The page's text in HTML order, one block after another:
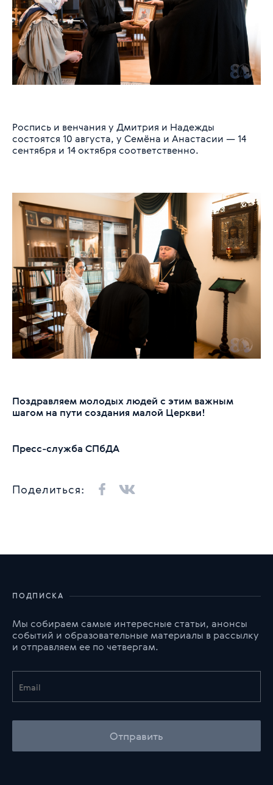
Роспись и венчания у Дмитрия и Надежды
состоятся 10 августа, у Семёна и Анастасии — 14
сентября и 14 октября соответственно.
Поздравляем молодых людей с этим важным
шагом на пути создания малой Церкви!
Пресс-служба СПбДА
Поделиться:
ПОДПИСКА
Мы собираем самые интересные статьи, анонсы
событий и образовательные материалы в рассылку
и отправляем ее по четвергам.
Отправить